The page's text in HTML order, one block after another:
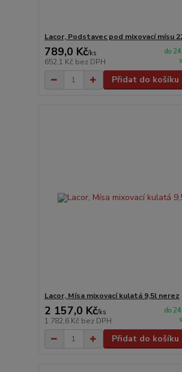
Lacor, Podstavec pod mixovací mísu
789,0 Kč/ks
652,1 Kč bez DPH
do
Přidat do košíku
Lacor, Mísa mixovací kulatá 9,5l nerez
2 157,0 Kč/ks
1 782,6 Kč bez DPH
do
Přidat do košíku